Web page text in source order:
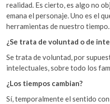
realidad. Es cierto, es algo no
emana el personaje. Uno es el
herramientas de nuestro tiempo.
¿Se trata de voluntad o de
Se trata de voluntad, por
intelectuales, sobre todo los
¿Los tiempos cambian?
Sí, temporalmente el sentido